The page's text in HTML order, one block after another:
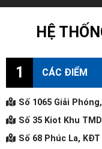
HỆ
1 CÁC ĐIỂM
Số 1065 Giải
Số 35 Kiot Khu
Số 68 Phúc La,